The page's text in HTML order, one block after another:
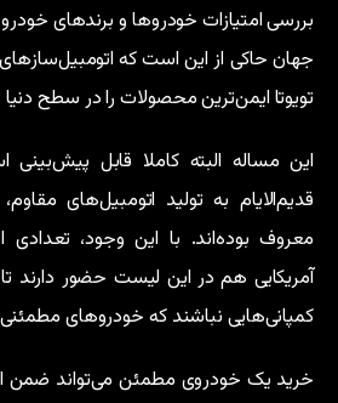
بررسی امتیازات خودروها و برندهای
جهان حاکی از این است که اتومبیل‌سازهای
تویوتا ایمن‌ترین محصولات را در سطح دنیا
این مساله البته کاملا قابل پیش‌بینی
قدیم‌الایام به تولید اتومبیل‌های
معروف بوده‌اند. با این وجود، تعدادی
آمریکایی هم در این لیست حضور دارند
کمپانی‌هایی نباشند که خودروهای مطمئنی
خرید یک خودروی مطمئن می‌تواند ضمن